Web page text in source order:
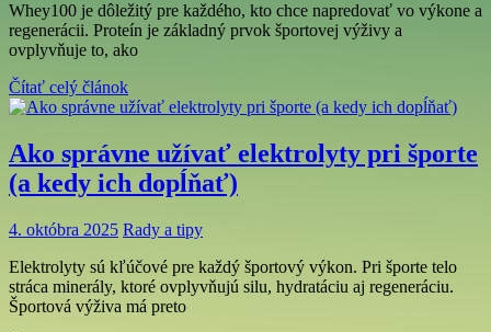
Whey100 je dôležitý pre každého, kto chce napredovať vo výkone a
regenerácii. Proteín je základný prvok športovej výživy a
ovplyvňuje to, ako
Čítať celý článok
Ako správne užívať elektrolyty pri športe
(a kedy ich dopĺňať)
4. októbra 2025 Rady a tipy
Elektrolyty sú kľúčové pre každý športový výkon. Pri športe telo
stráca minerály, ktoré ovplyvňujú silu, hydratáciu aj regeneráciu.
Športová výživa má preto